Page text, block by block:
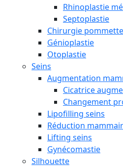
Rhinoplastie
Septoplastie
Chirurgie
Génioplastie
Otoplastie
Seins
Augmentation
Cicatrice
Changement
Lipofilling seins
Réduction
Lifting seins
Gynécomastie
Silhouette